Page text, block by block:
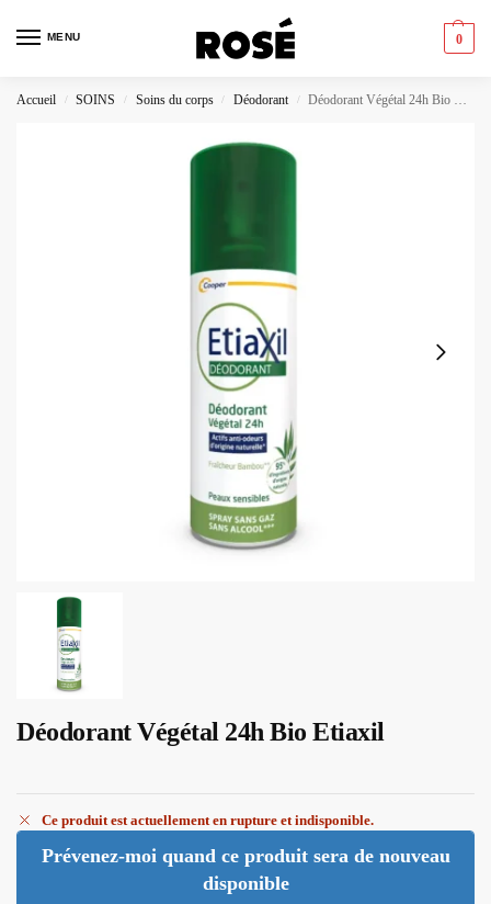
MENU 0
Accueil / SOINS / Soins du corps / Déodorant / Déodorant Végétal 24h Bio Etiaxil
Déodorant Végétal 24h Bio Etiaxil
Ce produit est actuellement en rupture et indisponible.
Prévenez-moi quand ce produit sera de nouveau
disponible